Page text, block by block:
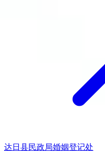
达日县民政局婚姻登记处